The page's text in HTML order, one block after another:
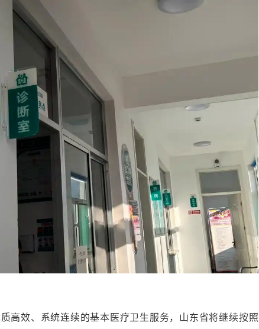
高效、系统连续的基本医疗卫生服务，山东省将继续按照